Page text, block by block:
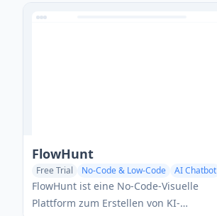
Anwendungen bereitstellt und
FlowHunt
Free Trial No-Code & Low-Code
AI Chatbot
AI Tools Directory
FlowHunt ist eine No-Code-Visuelle
Plattform zum Erstellen von KI-